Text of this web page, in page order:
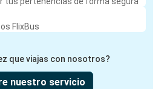
FlixBus
que viajas con nosotros?
nuestro servicio